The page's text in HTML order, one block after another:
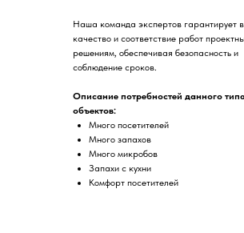
Наша команда экспертов гарантирует
качество и соответствие работ
решениям, обеспечивая безопасность и
соблюдение сроков.
Описание потребностей данного
объектов:
Много посетителей
Много запахов
Много микробов
Запахи с кухни
Комфорт посетителей